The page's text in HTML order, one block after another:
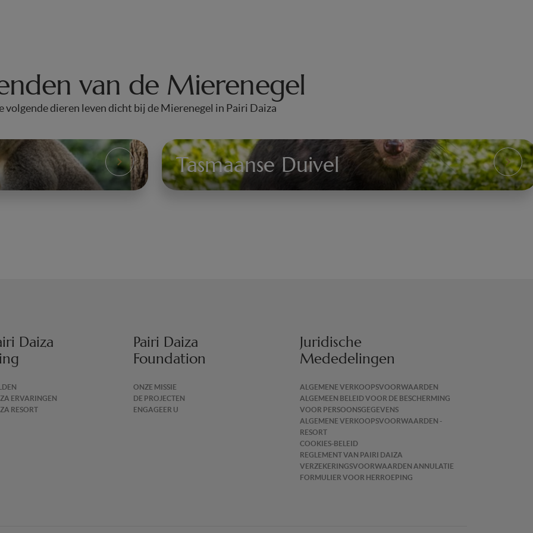
van de Mierenegel
volgende dieren leven dicht bij de Mierenegel in Pairi Daiza
Le
Diable
Tasmaanse Duivel
Daiza
ERVARINGEN
RESORT
Pairi Daiza
Foundation
ONZE MISSIE
DE PROJECTEN
ENGAGEER U
Juridische
Mededelingen
ALGEMENE VERKOOPSVOORWAARDEN
ALGEMEEN BELEID VOOR DE BESCHERMING
VOOR PERSOONSGEGEVENS
ALGEMENE VERKOOPSVOORWAARDEN -
RESORT
COOKIES-BELEID
REGLEMENT VAN PAIRI DAIZA
VERZEKERINGSVOORWAARDEN ANNULATIE
FORMULIER VOOR HERROEPING